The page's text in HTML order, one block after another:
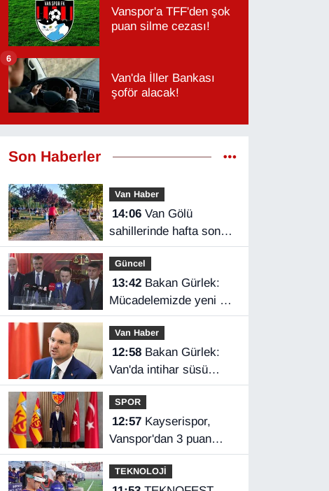
Vanspor'a TFF'den şok
puan silme cezası!
Van'da İller Bankası
şoför alacak!
6
Son Haberler
Van Haber
14:06Van Gölü
sahillerinde hafta sonu
yoğunluğu
Güncel
13:42Bakan Gürlek:
Mücadelemizde yeni bir
boyuta geçeceğiz
Van Haber
12:58Bakan Gürlek:
Van'da intihar süsü
verilen olay aydınlatıldı
SPOR
12:57Kayserispor,
Vanspor'dan 3 puan
istiyor
TEKNOLOJİ